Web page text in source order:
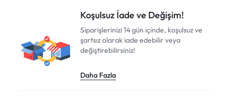
Koşulsuz İade ve Değişim!
Siparişlerinizi 14 gün içinde, koşulsuz ve
şartsız olarak iade edebilir veya
değiştirebilirsiniz!
Daha Fazla